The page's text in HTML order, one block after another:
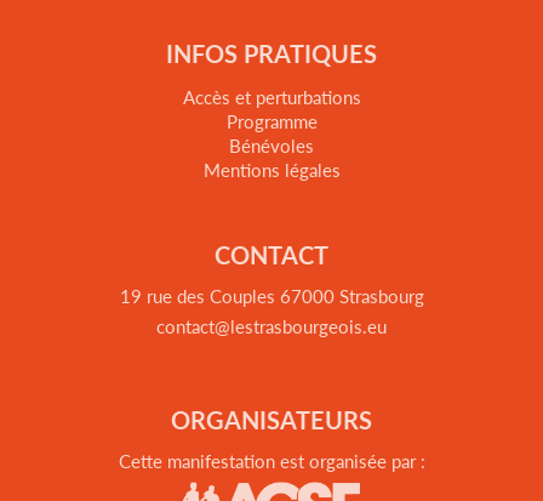
INFOS PRATIQUES
Accès et perturbations
Programme
Bénévoles
Mentions légales
CONTACT
19 rue des Couples 67000 Strasbourg
contact@lestrasbourgeois.eu
ORGANISATEURS
Cette manifestation est organisée par :